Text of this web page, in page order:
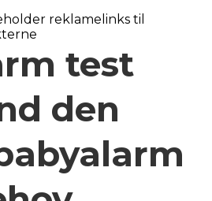
reklamelinks til
test
den